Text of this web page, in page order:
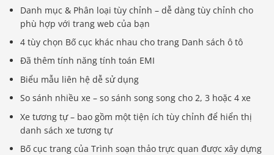
Danh mục & Phân loại tùy chỉnh – dễ dàng tùy chỉnh cho
phù hợp với trang web của bạn
4 tùy chọn Bố cục khác nhau cho trang Danh sách ô tô
Đã thêm tính năng tính toán EMI
Biểu mẫu liên hệ dễ sử dụng
So sánh nhiều xe – so sánh song song cho 2, 3 hoặc 4 xe
Xe tương tự – bao gồm một tiện ích tùy chỉnh để hiển thị
danh sách xe tương tự
Bố cục trang của Trình soạn thảo trực quan được xây dựng